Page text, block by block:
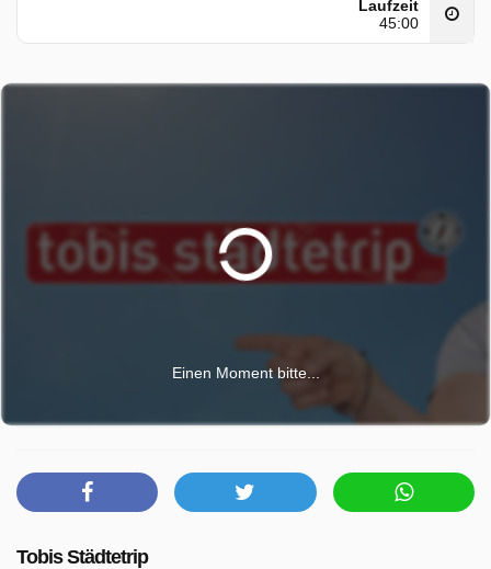
Tobis Städtetrip wurde auf HR ausgestrahlt am Montag 16
Laufzeit
45:00
Einen Moment bitte...
Tobis Städtetrip